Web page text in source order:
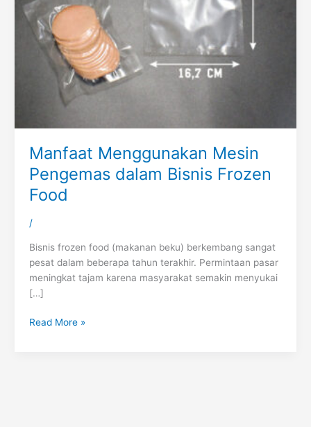
Manfaat Menggunakan Mesin
Pengemas dalam Bisnis Frozen
Food
/
Bisnis frozen food (makanan beku) berkembang sangat
pesat dalam beberapa tahun terakhir. Permintaan pasar
meningkat tajam karena masyarakat semakin menyukai
[…]
Read More »